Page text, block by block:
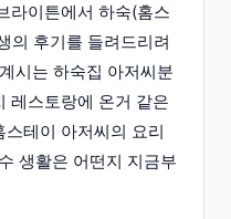
라이튼에서 하숙(홈스
의 후기를 들려드리려
시는 하숙집 아저씨분
레스토랑에 온거 같은
테이 아저씨의 요리
생활은 어떤지 지금부